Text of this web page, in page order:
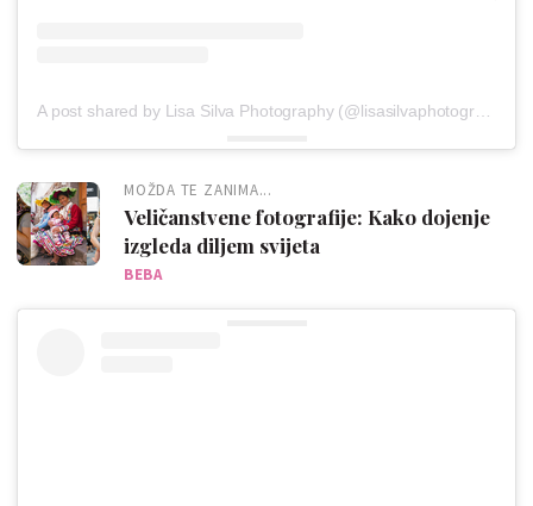
MOŽDA TE ZANIMA...
Veličanstvene fotografije: Kako dojenje
izgleda diljem svijeta
BEBA